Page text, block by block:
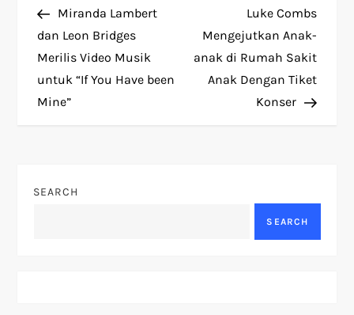
o
s
t
a
PostMiranda Lambert
dan Leon Bridges
Merilis Video Musik
untuk “If You Have been
Mine”
Post
Luke Combs
Mengejutkan Anak-
anak di Rumah Sakit
Anak Dengan Tiket
Konser
SEARCH
SEARCH